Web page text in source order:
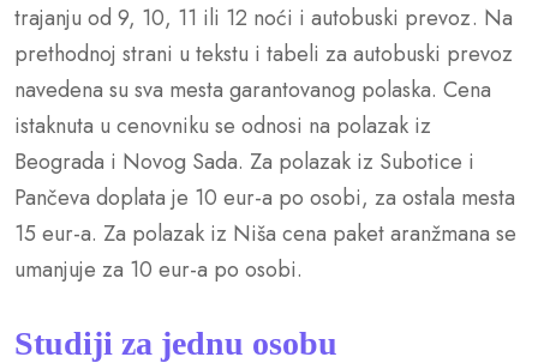
trajanju od 9, 10, 11 ili 12 noći i autobuski prevoz. Na
prethodnoj strani u tekstu i tabeli za autobuski prevoz
navedena su sva mesta garantovanog polaska. Cena
istaknuta u cenovniku se odnosi na polazak iz
Beograda i Novog Sada. Za polazak iz Subotice i
Pančeva doplata je 10 eur-a po osobi, za ostala mesta
15 eur-a. Za polazak iz Niša cena paket aranžmana se
umanjuje za 10 eur-a po osobi.
Studiji za jednu osobu